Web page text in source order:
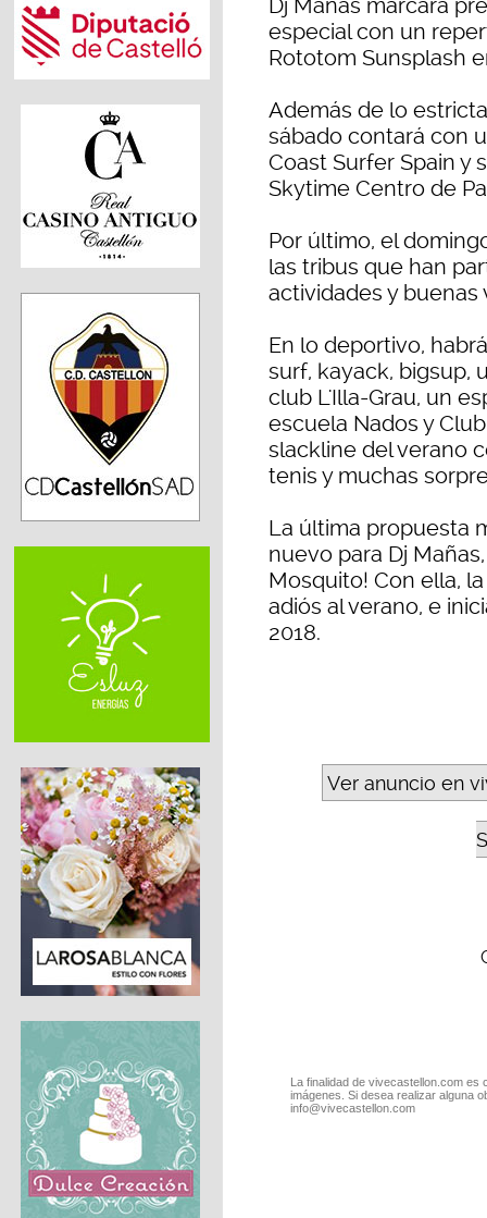
Dj Mañas marcará
especial con un
Rototom Sunsplash
Además de lo
sábado contará con
Coast Surfer Spain y
Skytime Centro de
Por último, el
las tribus que han
actividades y buenas
En lo deportivo,
surf, kayack, bigsup,
club L'Illa-Grau, un
escuela Nados y
slackline del verano
tenis y muchas
La última propuesta
nuevo para Dj
Mosquito! Con ella,
adiós al verano, e
2018.
Ver anuncio en
La finalidad de vivecastellon.com
imágenes. Si desea realizar alguna
info@vivecastellon.com